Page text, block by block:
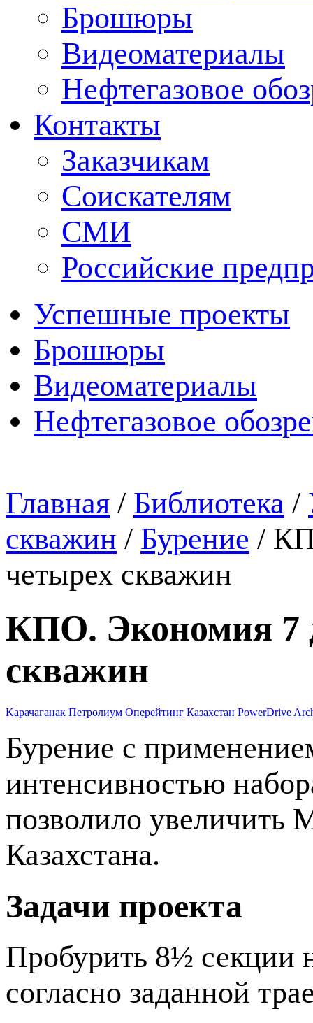
Брошюры
Видеоматериалы
Нефтегазовое
Контакты
Заказчикам
Соискателям
СМИ
Российские
Успешные проекты
Брошюры
Видеоматериалы
Нефтегазовое
Главная / Библиотека /
скважин / Бурение /
четырех скважин
КПО. Экономия 7
скважин
Kарачаганак Петролиум Оперейтинг Казахстан PowerDrive
Бурение с
интенсивностью
позволило
Казахстана.
Задачи проекта
Пробурить 8½ секции
согласно заданной